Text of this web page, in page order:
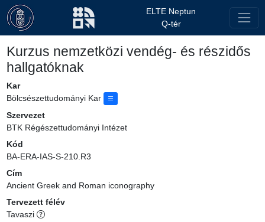
ELTE Neptun
Q-tér
Kurzus nemzetközi vendég- és részidős
hallgatóknak
Kar
Bölcsészettudományi Kar
Szervezet
BTK Régészettudományi Intézet
Kód
BA-ERA-IAS-S-210.R3
Cím
Ancient Greek and Roman iconography
Tervezett félév
Tavaszi